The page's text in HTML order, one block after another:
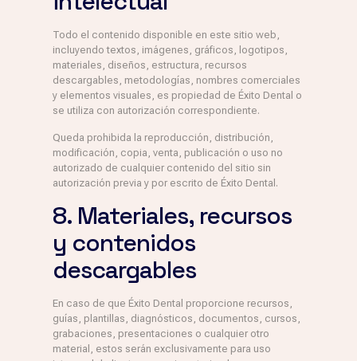
Todo el contenido disponible en este sitio web,
incluyendo textos, imágenes, gráficos, logotipos,
materiales, diseños, estructura, recursos
descargables, metodologías, nombres comerciales
y elementos visuales, es propiedad de Éxito Dental o
se utiliza con autorización correspondiente.
Queda prohibida la reproducción, distribución,
modificación, copia, venta, publicación o uso no
autorizado de cualquier contenido del sitio sin
autorización previa y por escrito de Éxito Dental.
8. Materiales, recursos
y contenidos
descargables
En caso de que Éxito Dental proporcione recursos,
guías, plantillas, diagnósticos, documentos, cursos,
grabaciones, presentaciones o cualquier otro
material, estos serán exclusivamente para uso